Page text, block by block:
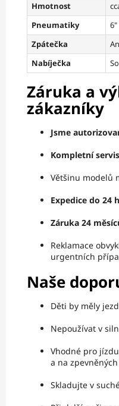
Hmotnost
Pneumatiky
Zpátečka
Nabíječka
Záruka a
zákazníky
Jsme
Kompletní
Většinu modelů
Expedice do 24
Záruka 24
Reklamace
urgentních
Naše
Děti by měly
Nepoužívat v
Vhodné pro
a na
Skladujte v